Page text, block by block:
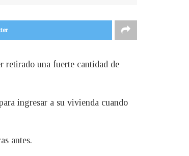
retirado una fuerte cantidad de
ingresar a su vivienda cuando
antes.